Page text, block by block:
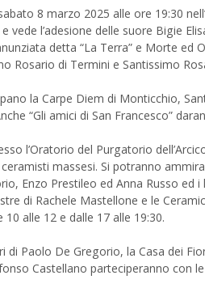
8 marzo 2025 alle ore 19:30
e vede l’adesione delle suore Bigie
detta “La Terra” e Morte ed
Rosario di Termini e Santissimo
la Carpe Diem di Monticchio,
“Gli amici di San Francesco”
l’Oratorio del Purgatorio
massesi. Si potranno
Enzo Prestileo ed Anna Russo ed i
di Rachele Mastellone e le
alle 12 e dalle 17 alle 19:30.
di Paolo De Gregorio, la Casa dei
Castellano parteciperanno con